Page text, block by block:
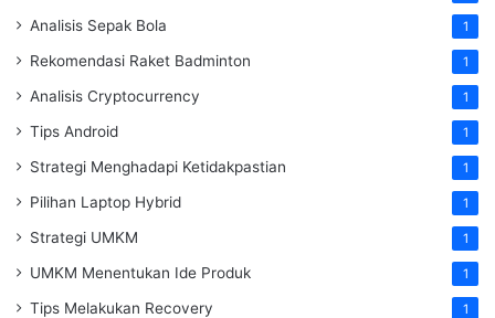
Analisis Sepak Bola 1
Rekomendasi Raket Badminton 1
Analisis Cryptocurrency 1
Tips Android 1
Strategi Menghadapi Ketidakpastian 1
Pilihan Laptop Hybrid 1
Strategi UMKM 1
UMKM Menentukan Ide Produk 1
Tips Melakukan Recovery 1